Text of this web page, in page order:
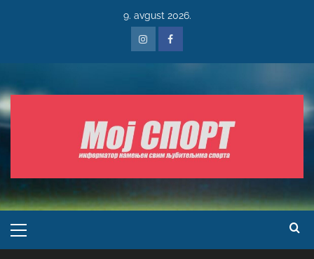
9. avgust 2026.